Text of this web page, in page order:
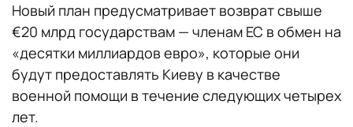
Новый план предусматривает возврат свыше
€20 млрд государствам — членам ЕС в обмен на
«десятки миллиардов евро», которые они
будут предоставлять Киеву в качестве
военной помощи в течение следующих четырех
лет.